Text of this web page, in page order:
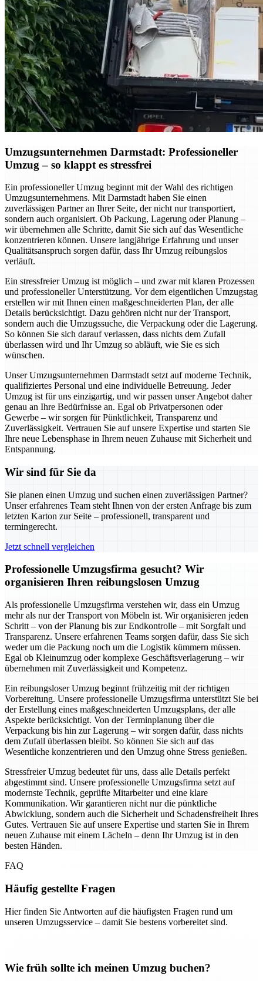
Umzugsunternehmen Darmstadt: Professioneller
Umzug – so klappt es stressfrei
Ein professioneller Umzug beginnt mit der Wahl des richtigen
Umzugsunternehmens. Mit Darmstadt haben Sie einen
zuverlässigen Partner an Ihrer Seite, der nicht nur transportiert,
sondern auch organisiert. Ob Packung, Lagerung oder Planung –
wir übernehmen alle Schritte, damit Sie sich auf das Wesentliche
konzentrieren können. Unsere langjährige Erfahrung und unser
Qualitätsanspruch sorgen dafür, dass Ihr Umzug reibungslos
verläuft.
Ein stressfreier Umzug ist möglich – und zwar mit klaren Prozessen
und professioneller Unterstützung. Vor dem eigentlichen Umzugstag
erstellen wir mit Ihnen einen maßgeschneiderten Plan, der alle
Details berücksichtigt. Dazu gehören nicht nur der Transport,
sondern auch die Umzugssuche, die Verpackung oder die Lagerung.
So können Sie sich darauf verlassen, dass nichts dem Zufall
überlassen wird und Ihr Umzug so abläuft, wie Sie es sich
wünschen.
Unser Umzugsunternehmen Darmstadt setzt auf moderne Technik,
qualifiziertes Personal und eine individuelle Betreuung. Jeder
Umzug ist für uns einzigartig, und wir passen unser Angebot daher
genau an Ihre Bedürfnisse an. Egal ob Privatpersonen oder
Gewerbe – wir sorgen für Pünktlichkeit, Transparenz und
Zuverlässigkeit. Vertrauen Sie auf unsere Expertise und starten Sie
Ihre neue Lebensphase in Ihrem neuen Zuhause mit Sicherheit und
Entspannung.
Wir sind für Sie da
Sie planen einen Umzug und suchen einen zuverlässigen Partner?
Unser erfahrenes Team steht Ihnen von der ersten Anfrage bis zum
letzten Karton zur Seite – professionell, transparent und
termingerecht.
Jetzt schnell vergleichen
Professionelle Umzugsfirma gesucht? Wir
organisieren Ihren reibungslosen Umzug
Als professionelle Umzugsfirma verstehen wir, dass ein Umzug
mehr als nur der Transport von Möbeln ist. Wir organisieren jeden
Schritt – von der Planung bis zur Endkontrolle – mit Sorgfalt und
Transparenz. Unsere erfahrenen Teams sorgen dafür, dass Sie sich
weder um die Packung noch um die Logistik kümmern müssen.
Egal ob Kleinumzug oder komplexe Geschäftsverlagerung – wir
übernehmen mit Zuverlässigkeit und Kompetenz.
Ein reibungsloser Umzug beginnt frühzeitig mit der richtigen
Vorbereitung. Unsere professionelle Umzugsfirma unterstützt Sie bei
der Erstellung eines maßgeschneiderten Umzugsplans, der alle
Aspekte berücksichtigt. Von der Terminplanung über die
Verpackung bis hin zur Lagerung – wir sorgen dafür, dass nichts
dem Zufall überlassen bleibt. So können Sie sich auf das
Wesentliche konzentrieren und den Umzug ohne Stress genießen.
Stressfreier Umzug bedeutet für uns, dass alle Details perfekt
abgestimmt sind. Unsere professionelle Umzugsfirma setzt auf
modernste Technik, geprüfte Mitarbeiter und eine klare
Kommunikation. Wir garantieren nicht nur die pünktliche
Abwicklung, sondern auch die Sicherheit und Schadensfreiheit Ihres
Gutes. Vertrauen Sie auf unsere Expertise und starten Sie in Ihrem
neuen Zuhause mit einem Lächeln – denn Ihr Umzug ist in den
besten Händen.
FAQ
Häufig gestellte Fragen
Hier finden Sie Antworten auf die häufigsten Fragen rund um
unseren Umzugsservice – damit Sie bestens vorbereitet sind.
Wie früh sollte ich meinen Umzug buchen?